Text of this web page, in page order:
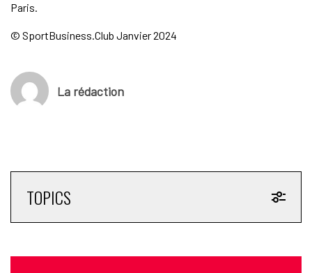
Paris.
© SportBusiness.Club Janvier 2024
La rédaction
TOPICS